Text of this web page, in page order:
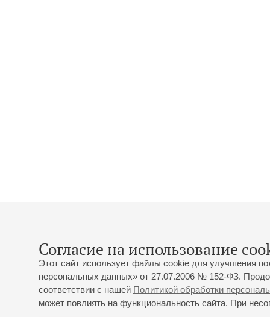
Согласие на использование
Этот сайт использует файлы cookie для улучшения
персональных данных» от 27.07.2006 № 152-ФЗ.
соответствии с нашей Политикой обработки
может повлиять на функциональность сайта. При